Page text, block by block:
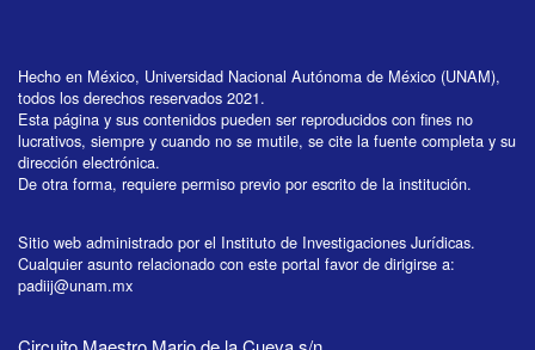
Hecho en México, Universidad Nacional Autónoma de México (UNAM),
todos los derechos reservados 2021.
Esta página y sus contenidos pueden ser reproducidos con fines no
lucrativos, siempre y cuando no se mutile, se cite la fuente completa y su
dirección electrónica.
De otra forma, requiere permiso previo por escrito de la institución.
Sitio web administrado por el Instituto de Investigaciones Jurídicas.
Cualquier asunto relacionado con este portal favor de dirigirse a:
padiij@unam.mx